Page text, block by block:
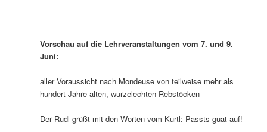
Vorschau auf die Lehrveranstaltungen vom 7. und 9.
Juni:
aller Voraussicht nach Mondeuse von teilweise mehr als
hundert Jahre alten, wurzelechten Rebstöcken
Der Rudl grüßt mit den Worten vom Kurtl: Passts guat auf!